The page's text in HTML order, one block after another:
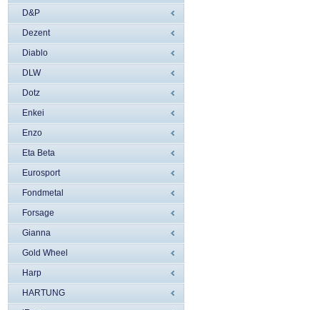
D&P
Dezent
Diablo
DLW
Dotz
Enkei
Enzo
Eta Beta
Eurosport
Fondmetal
Forsage
Gianna
Gold Wheel
Harp
HARTUNG